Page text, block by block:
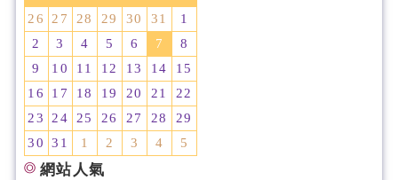
26 27 28 29 30 31
1
2
3 4 5 6 7
8
9
10 11 12 13 14
15
16
17 18 19 20 21
22
23
24 25 26 27 28
29
30
31 1 2 3 4 5
網站人氣